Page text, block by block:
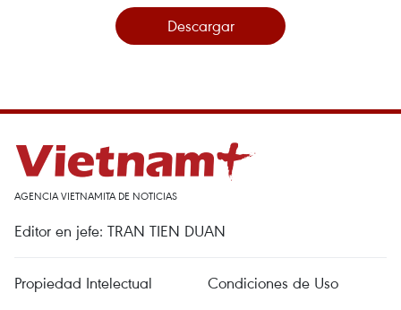
Descargar
AGENCIA VIETNAMITA DE NOTICIAS
Editor en jefe: TRAN TIEN DUAN
Propiedad Intelectual
Condiciones de Uso